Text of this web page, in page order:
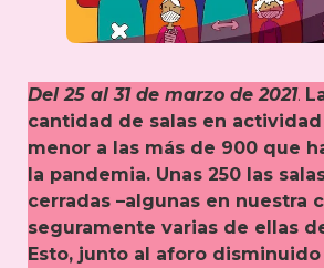
Del 25 al 31 de marzo de 2021.
cantidad de salas en
menor a las más de 900 que
la pandemia. Unas 250 las
cerradas –algunas en nuestra
seguramente varias de ellas
Esto, junto al aforo